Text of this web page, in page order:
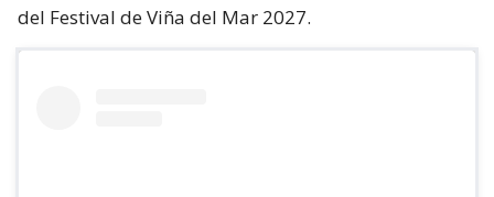
del Festival de Viña del Mar 2027.